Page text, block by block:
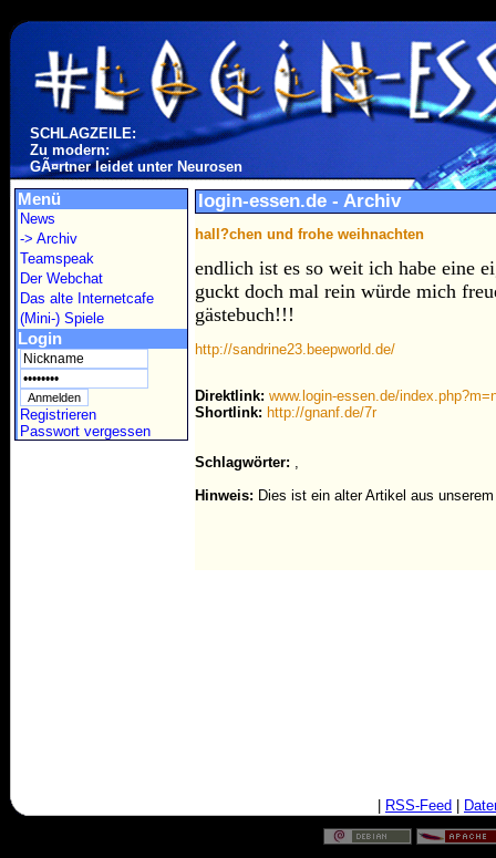
SCHLAGZEILE:
Zu modern:
GÃ¤rtner leidet unter Neurosen
Menü
News
-> Archiv
Teamspeak
Der Webchat
Das alte Internetcafe
(Mini-) Spiele
Login
Registrieren
Passwort vergessen
login-essen.de - Archiv
hall?chen und frohe weihnachten
endlich ist es so weit ich habe eine
guckt doch mal rein würde mich
gästebuch!!!
http://sandrine23.beepworld.de/
Direktlink: www.login-essen.de/
Shortlink: http://gnanf.de/7r
Schlagwörter: ,
Hinweis: Dies ist ein alter Artikel aus unserem
RSS-Feed